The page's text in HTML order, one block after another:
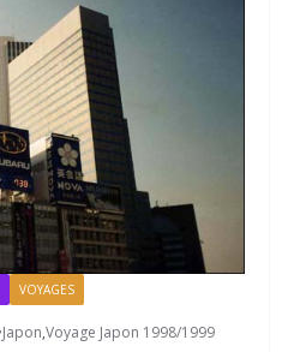
VOYAGES
Japon,Voyage Japon 1998/1999